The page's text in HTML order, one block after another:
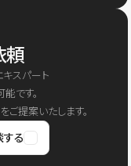
頼
スパート
です。
提案いたします。
する